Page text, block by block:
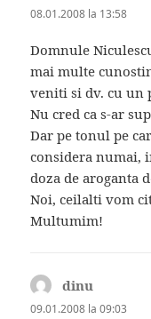
08.01.2008 la 13:58
Domnule
mai multe
veniti si dv. cu un
Nu cred ca s-ar
Dar pe tonul pe
considera numai,
doza de aroganta
Noi, ceilalti vom
Multumim!
dinu
09.01.2008 la 09:03